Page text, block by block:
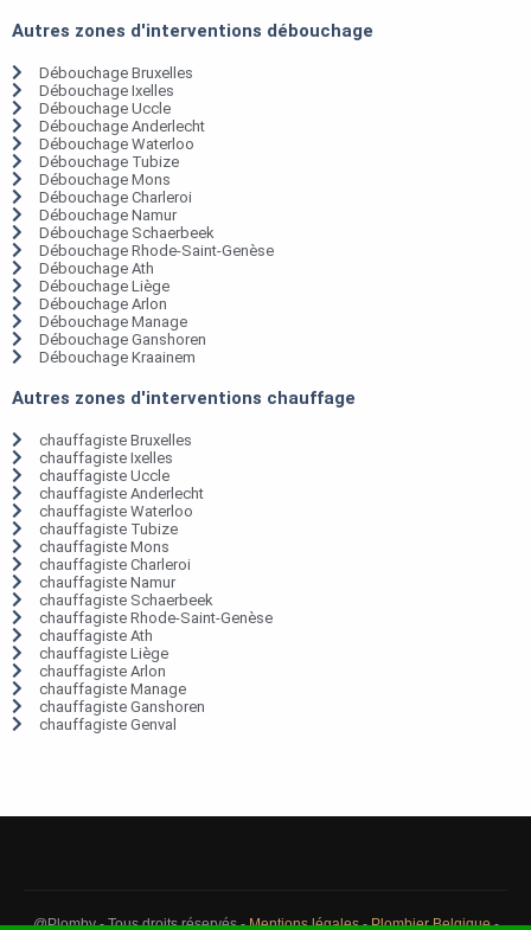
Autres zones d'interventions débouchage
Débouchage Bruxelles
Débouchage Ixelles
Débouchage Uccle
Débouchage Anderlecht
Débouchage Waterloo
Débouchage Tubize
Débouchage Mons
Débouchage Charleroi
Débouchage Namur
Débouchage Schaerbeek
Débouchage Rhode-Saint-Genèse
Débouchage Ath
Débouchage Liège
Débouchage Arlon
Débouchage Manage
Débouchage Ganshoren
Débouchage Kraainem
Autres zones d'interventions chauffage
chauffagiste Bruxelles
chauffagiste Ixelles
chauffagiste Uccle
chauffagiste Anderlecht
chauffagiste Waterloo
chauffagiste Tubize
chauffagiste Mons
chauffagiste Charleroi
chauffagiste Namur
chauffagiste Schaerbeek
chauffagiste Rhode-Saint-Genèse
chauffagiste Ath
chauffagiste Liège
chauffagiste Arlon
chauffagiste Manage
chauffagiste Ganshoren
chauffagiste Genval
@Plomby - Tous droits réservés -Mentions légales-Plombier Belgique-